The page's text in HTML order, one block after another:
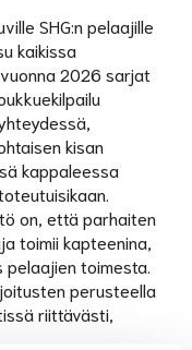
SHG:n pelaajille
kaikissa
2026 sarjat
kisan
kappaleessa
on, että parhaiten
toimii kapteenina,
toimesta.
perusteella
riittävästi,